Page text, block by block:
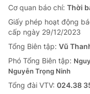
Cơ quan báo chí: Thời
Giấy phép hoạt động
cấp ngày 29/12/2023
Tổng Biên tập: Vũ
Phó Tổng Biên tập:
Nguyễn Trọng Ninh
Tổng đài VTV: 024.38